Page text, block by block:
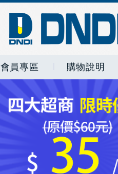
會員專區 購物說明